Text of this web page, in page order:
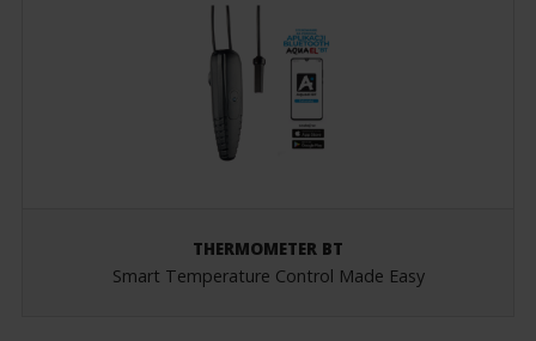
THERMOMETER BT
Smart Temperature Control Made Easy